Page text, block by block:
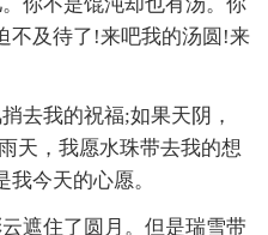
不及待了!来吧我的汤圆!来
去我的祝福;如果天阴，
天，我愿水珠带去我的想
今天的心愿。
遮住了圆月。但是瑞雪带